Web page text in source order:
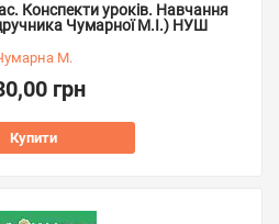
Конспекти уроків. Навчання
Чумарної М.І.) НУШ
М.
грн
Купити